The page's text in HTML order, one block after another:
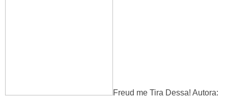
Freud me Tira Dessa! Autora: